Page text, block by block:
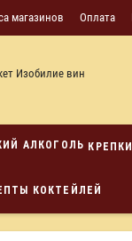
магазинов Оплата
КОКТЕЙЛЕЙ